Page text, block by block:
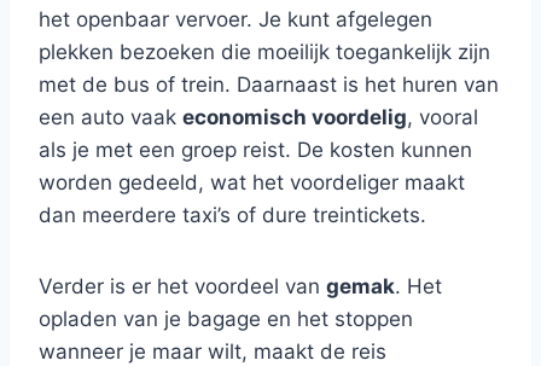
het openbaar vervoer. Je kunt afgelegen
plekken bezoeken die moeilijk toegankelijk zijn
met de bus of trein. Daarnaast is het huren van
een auto vaak economisch voordelig, vooral
als je met een groep reist. De kosten kunnen
worden gedeeld, wat het voordeliger maakt
dan meerdere taxi’s of dure treintickets.
Verder is er het voordeel van gemak. Het
opladen van je bagage en het stoppen
wanneer je maar wilt, maakt de reis